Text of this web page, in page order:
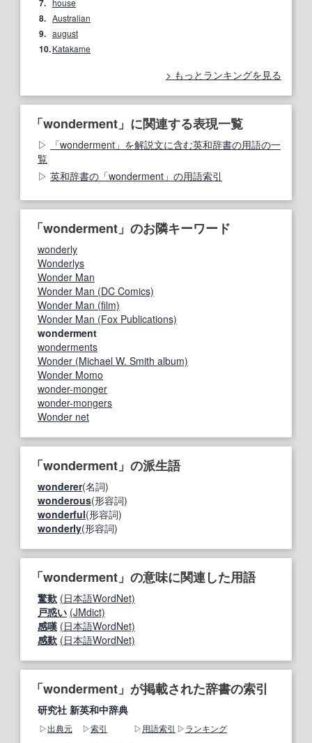
7.
8. Australian
9. august
10.Katakame
もっとランキングを見る
「wonderment」に関連する表現一覧
「wonderment」を解説文に含む英和辞書の用語の一
覧
英和辞書の「wonderment」の用語索引
「wonderment」のお隣キーワード
wonderly
Wonderlys
Wonder Man
Wonder Man (DC Comics)
Wonder Man (film)
Wonder Man (Fox Publications)
wonderment
wonderments
Wonder (Michael W. Smith album)
Wonder Momo
wonder-monger
wonder-mongers
Wonder net
「wonderment」の派生語
wonderer(名詞)
wonderous(形容詞)
wonderful(形容詞)
wonderly(形容詞)
「wonderment」の意味に関連した用語
驚歎 (日本語WordNet)
戸惑い (JMdict)
感嘆 (日本語WordNet)
感歎 (日本語WordNet)
「wonderment」が掲載された辞書の索引
研究社 新英和中辞典
出典元 索引 用語索引
ランキング